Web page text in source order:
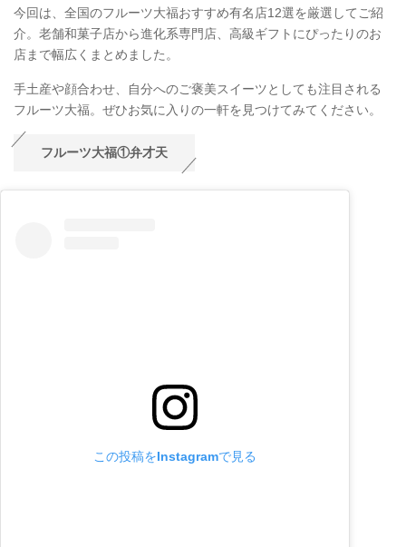
今回は、全国のフルーツ大福おすすめ有名店12選を厳選してご紹
介。老舗和菓子店から進化系専門店、高級ギフトにぴったりのお
店まで幅広くまとめました。
手土産や顔合わせ、自分へのご褒美スイーツとしても注目される
フルーツ大福。ぜひお気に入りの一軒を見つけてみてください。
フルーツ大福①弁才天
この投稿をInstagramで見る